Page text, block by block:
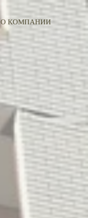
О КОМПАНИИ